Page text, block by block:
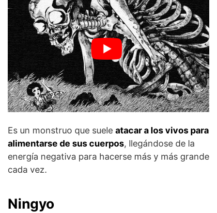
Es un monstruo que suele atacar a los vivos para
alimentarse de sus cuerpos, llegándose de la
energía negativa para hacerse más y más grande
cada vez.
Ningyo